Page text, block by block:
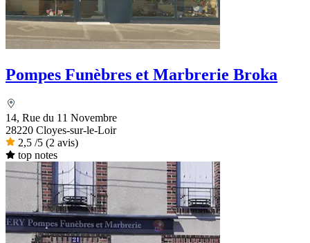
Pompes Funèbres et Marbrerie Broka
14, Rue du 11 Novembre
28220 Cloyes-sur-le-Loir
2,5 /5 (2 avis)
top notes